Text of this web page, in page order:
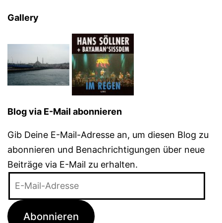
Gallery
Blog via E-Mail abonnieren
Gib Deine E-Mail-Adresse an, um diesen Blog zu
abonnieren und Benachrichtigungen über neue
Beiträge via E-Mail zu erhalten.
Adresse
Abonnieren